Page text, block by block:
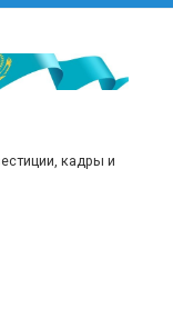
кадры и